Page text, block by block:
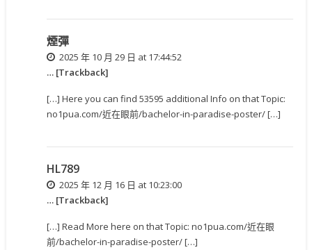
煙彈
2025 年 10 月 29 日 at 17:44:52
… [Trackback]
[…] Here you can find 53595 additional Info on that Topic:
no1pua.com/近在眼前/bachelor-in-paradise-poster/ […]
HL789
2025 年 12 月 16 日 at 10:23:00
… [Trackback]
[…] Read More here on that Topic: no1pua.com/近在眼
前/bachelor-in-paradise-poster/ […]